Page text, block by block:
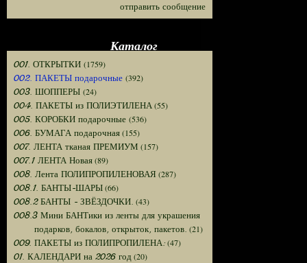
отправить сообщение
Каталог
001. ОТКРЫТКИ (1759)
002. ПАКЕТЫ подарочные (392)
003. ШОППЕРЫ (24)
004. ПАКЕТЫ из ПОЛИЭТИЛЕНА(55)
005. КОРОБКИ подарочные (536)
006. БУМАГА подарочная(155)
007. ЛЕНТА тканая ПРЕМИУМ (157)
007.1 ЛЕНТА Новая(89)
008. Лента ПОЛИПРОПИЛЕНОВАЯ (287)
008.1. БАНТЫ-ШАРЫ(66)
008.2 БАНТЫ - ЗВЁЗДОЧКИ. (43)
008.3 Мини БАНТики из ленты для украшения
подарков, бокалов, открыток, пакетов. (21)
009. ПАКЕТЫ из ПОЛИПРОПИЛЕНА:(47)
01. КАЛЕНДАРИ на 2026 год (20)